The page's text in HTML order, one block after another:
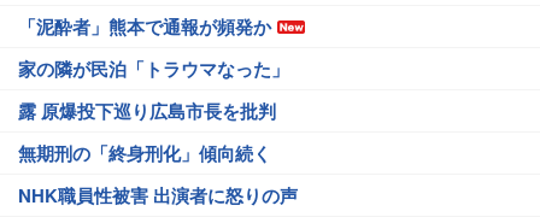
「泥酔者」熊本で通報が頻発か
家の隣が民泊「トラウマなった」
露 原爆投下巡り広島市長を批判
無期刑の「終身刑化」傾向続く
NHK職員性被害 出演者に怒りの声